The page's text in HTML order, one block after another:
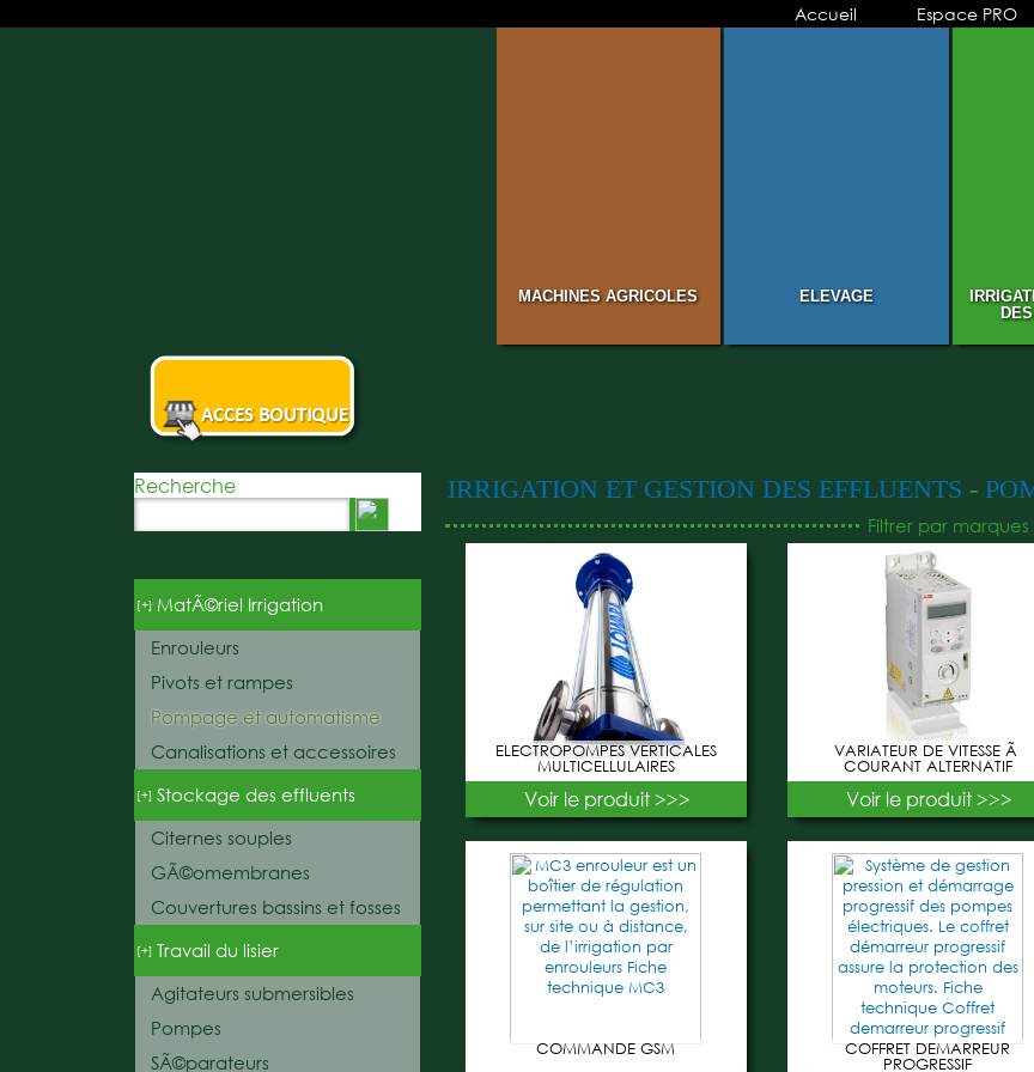
MACHINES AGRICOLES ELEVAGE
Accueil Espace PRO
IRRIGATION ET GESTION DES EFFLUENTS -
Filtrer par marques
ELECTROPOMPES VERTICALES
MULTICELLULAIRES
Voir le produit >>>
VARIATEUR DE VITESSE Ã
COURANT ALTERNATIF
Voir le produit >>>
COMMANDE GSM COFFRET DEMARREUR
PROGRESSIF
Recherche
[+] MatÃ©riel Irrigation
Enrouleurs
Pivots et rampes
Pompage et automatisme
Canalisations et accessoires
[+] Stockage des effluents
Citernes souples
GÃ©omembranes
Couvertures bassins et fosses
[+] Travail du lisier
Agitateurs submersibles
Pompes
SÃ©parateurs